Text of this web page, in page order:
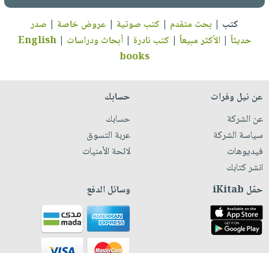
كتب | بحث متقدم | كتب صوتية | عروض خاصة | صدر
حديثاً |الأكثر مبيعاً | كتب نادرة |أبحاث ودراسات |
English
books
عن نيل وفرات
عن الشركة
سياسة الشركة
فيديوهات
انشر كتابك
حسابك
حسابك
عربة التسوق
لائحة الأمنيات
حمّل iKitab وسائل الدفع